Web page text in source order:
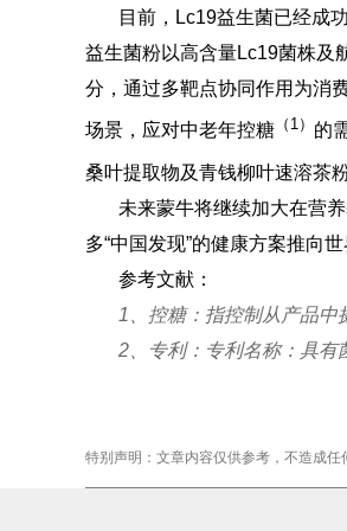
目前，Lc19益生菌已经成
益生菌粉以高含量Lc19菌株及
分，通过多靶点协同作用为消
场景，应对中老年控糖 （1） 的
桑叶提取物及青钱柳叶速溶茶
未来蒙牛将继续加大在营
多“中国发现”的健康方案推向
参考文献：
1、 控糖：指控制从产品中
2、
专利：专利名称：具
特别声明：文章内容仅供参考，不造成任